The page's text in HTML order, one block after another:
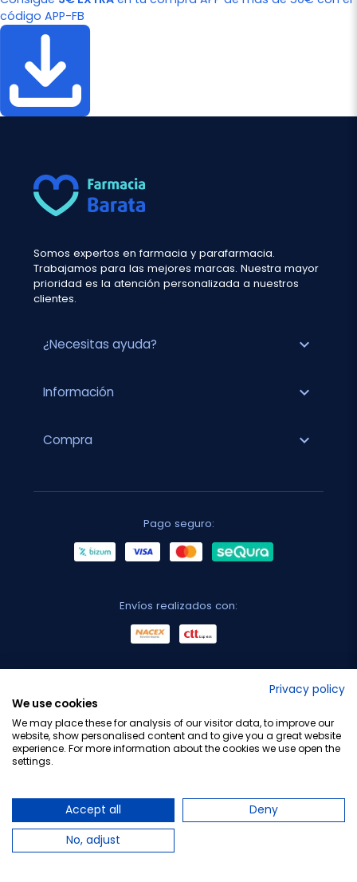
código APP-FB
Somos expertos en farmacia y parafarmacia.
Trabajamos para las mejores marcas. Nuestra mayor
prioridad es la atención personalizada a nuestros
clientes.
¿Necesitas ayuda? expand_more
Información expand_more
Compra expand_more
Pago seguro:
Envíos realizados con:
Privacy policy
We use cookies
We may place these for analysis of our visitor data, to improve our
website, show personalised content and to give you a great website
experience. For more information about the cookies we use open the
settings.
Accept all
Deny
No, adjust